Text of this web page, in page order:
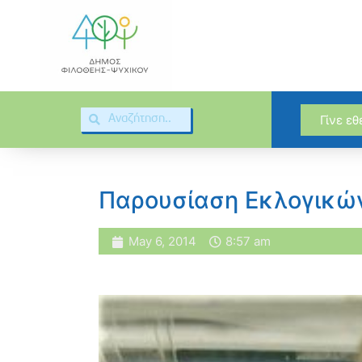
Γίνε
Παρουσίαση
May 6, 2014 8:57 am